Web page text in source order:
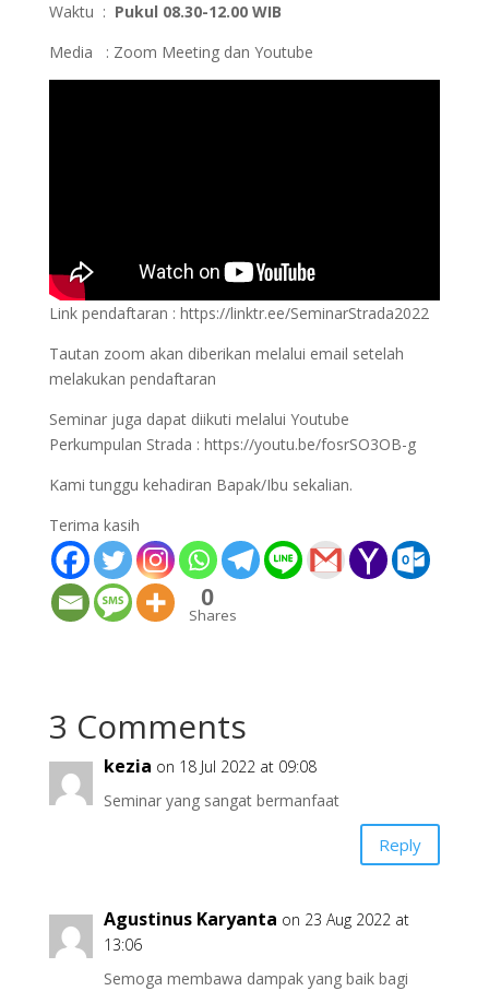
Waktu : Pukul 08.30-12.00 WIB
Media : Zoom Meeting dan Youtube
Link pendaftaran : https://linktr.ee/SeminarStrada2022
Tautan zoom akan diberikan melalui email setelah
melakukan pendaftaran
Seminar juga dapat diikuti melalui Youtube
Perkumpulan Strada : https://youtu.be/fosrSO3OB-g
Kami tunggu kehadiran Bapak/Ibu sekalian.
Terima kasih
0
Shares
3 Comments
kezia on 18 Jul 2022 at 09:08
Seminar yang sangat bermanfaat
Reply
Agustinus Karyanta on 23 Aug 2022 at
13:06
Semoga membawa dampak yang baik bagi